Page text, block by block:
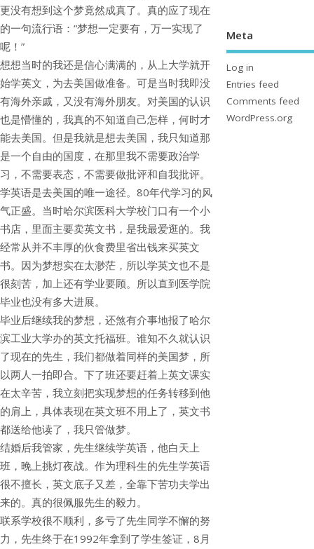
更没有想到这个梦竟然成真了。真的应了现在
的一句流行语：“梦想一定要有，万一实现了
呢！”
想想当时的我还是信心满满的，从上大学就开
始学英文，为去美国做准备。可是当时我即没
有海外亲戚，又没有海外朋友。对美国的认识
也是懵懂的，我真的不知道自己怎样，何时才
能去美国。但是我就是想去美国，我只知道那
是一个自由的国度，在那里我不需要政治学
习，不需要表态，不需要做批评和自我批评。
学英语是去美国的唯一途径。80年代学习的风
气正盛。当时哈尔滨医科大学校门口有一个小
书店，里面主要卖英文书，是我最爱逛的。我
经常从并不丰厚的伙食费里省出钱来买英文
书。因为梦想实在太渺茫，所以学英文也不是
很刻苦，加上还有学业要顾。所以直到医学院
毕业也没有多大进展。
毕业后继续我的梦想，还煞有介事地报了哈尔
滨工业大学办的英文托福班。谁知不久就认识
了现在的先生，我们都做着同样的美国梦，所
以两人一拍即合。下了班还要赶着上英文课实
在太辛苦，我立刻把实现梦想的任务转移到他
的肩上，具体表现在英文班不用上了，英文书
都送给他读了，我只管做梦。
结婚后我管家，先生继续学英语，他白天上
班，晚上挑灯夜战。作为理科生的先生学英语
很不擅长，英文底子又差，全靠下苦功夫学出
来的。真的很佩服先生的毅力。
联系学校很不顺利，多亏了先生同学不懈的努
力，先生终于在1992年拿到了学生签证，8月
Meta
Log in
Entries feed
Comments feed
WordPress.org